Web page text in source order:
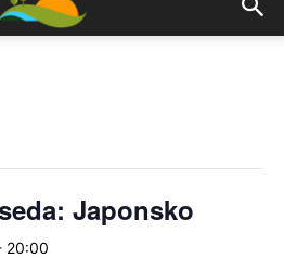
Japonsko
20:00